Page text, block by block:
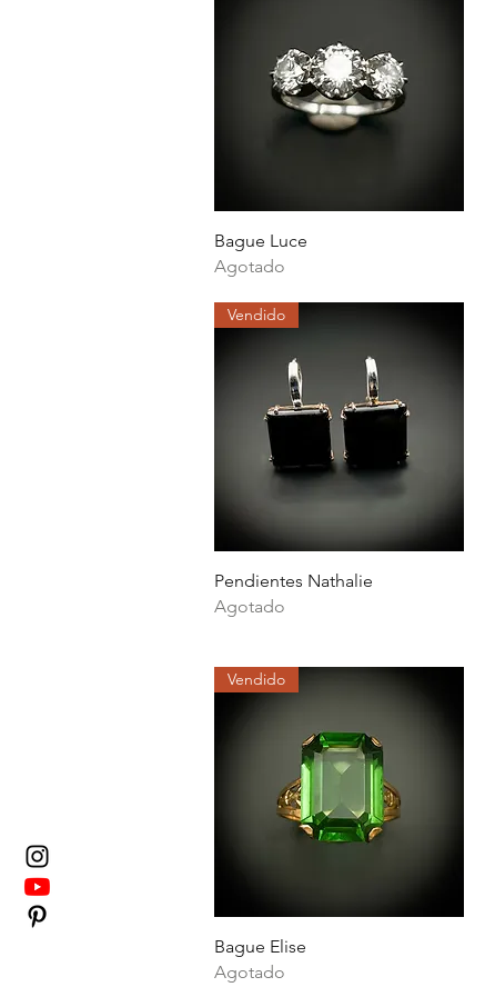
Vista rápida
Bague Luce
Agotado
Vista rápida
Vendido
Pendientes Nathalie
Agotado
Vista rápida
Vendido
Bague Elise
Agotado